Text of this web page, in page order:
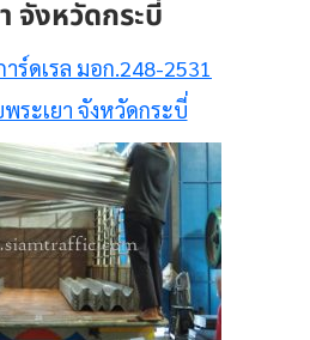
จังหวัดกระบี่
ร์ดเรล มอก.248-2531
ระเยา จังหวัดกระบี่